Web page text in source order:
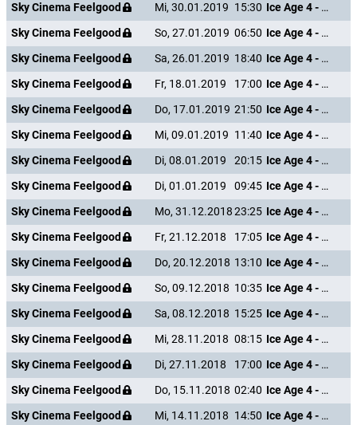
Sky Cinema Feelgood
Mi, 30.01.2019 15:30
Ice Age 4 - Voll verschoben
Sky Cinema Feelgood
So, 27.01.2019 06:50
Ice Age 4 - Voll verschoben
Sky Cinema Feelgood
Sa, 26.01.2019 18:40
Ice Age 4 - Voll verschoben
Sky Cinema Feelgood
Fr, 18.01.2019 17:00
Ice Age 4 - Voll verschoben
Sky Cinema Feelgood
Do, 17.01.2019 21:50
Ice Age 4 - Voll verschoben
Sky Cinema Feelgood
Mi, 09.01.2019 11:40
Ice Age 4 - Voll verschoben
Sky Cinema Feelgood
Di, 08.01.2019 20:15
Ice Age 4 - Voll verschoben
Sky Cinema Feelgood
Di, 01.01.2019 09:45
Ice Age 4 - Voll verschoben
Sky Cinema Feelgood
Mo, 31.12.201823:25
Ice Age 4 - Voll verschoben
Sky Cinema Feelgood
Fr, 21.12.2018 17:05
Ice Age 4 - Voll verschoben
Sky Cinema Feelgood
Do, 20.12.2018 13:10
Ice Age 4 - Voll verschoben
Sky Cinema Feelgood
So, 09.12.2018 10:35
Ice Age 4 - Voll verschoben
Sky Cinema Feelgood
Sa, 08.12.2018 15:25
Ice Age 4 - Voll verschoben
Sky Cinema Feelgood
Mi, 28.11.2018 08:15
Ice Age 4 - Voll verschoben
Sky Cinema Feelgood
Di, 27.11.2018 17:00
Ice Age 4 - Voll verschoben
Sky Cinema Feelgood
Do, 15.11.2018 02:40
Ice Age 4 - Voll verschoben
Sky Cinema Feelgood
Mi, 14.11.2018 14:50 Ice Age 4 - Voll verschoben